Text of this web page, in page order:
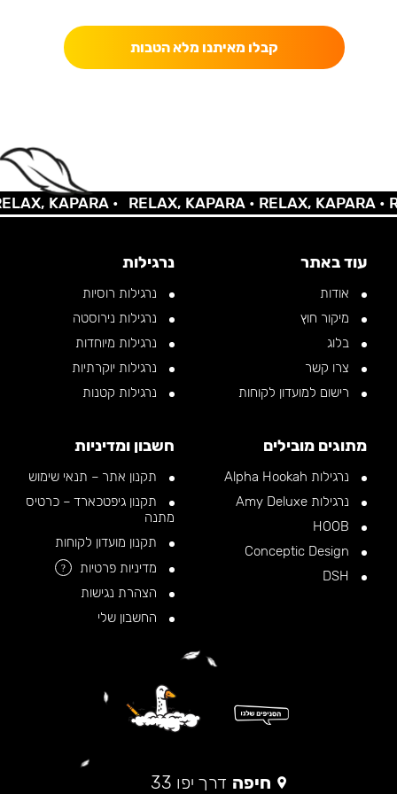
קבלו מאיתנו מלא הטבות
KAPARA • RELAX, KAPARA •RELAX, KAPARA •
עוד באתר
אודות
מיקור חוץ
בלוג
צרו קשר
רישום למועדון לקוחות
נרגילות
נרגילות רוסיות
נרגילות נירוסטה
נרגילות מיוחדות
נרגילות יוקרתיות
נרגילות קטנות
מתוגים מובילים
נרגילות Alpha Hookah
נרגילות Amy Deluxe
חשבון ומדיניות
תקנון אתר – תנאי שימוש
תקנון גיפטכארד – כרטיס
מתנה
תקנון מועדון לקוחות
מדיניות פרטיות
?
הצהרת נגישות
החשבון שלי
חיפה דרך יפו 33